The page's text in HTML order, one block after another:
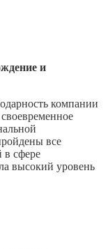
и
компании
все
в сфере
высокий уровень